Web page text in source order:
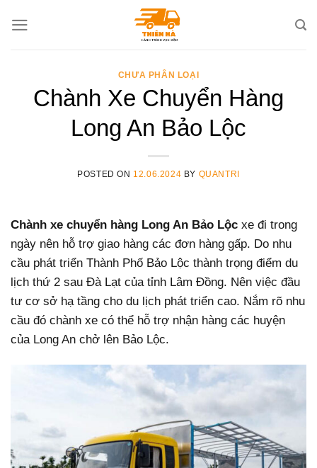
CHƯA PHÂN LOẠI
Chành Xe Chuyển Hàng
Long An Bảo Lộc
POSTED ON 12.06.2024 BY QUANTRI
Chành xe chuyển hàng Long An Bảo Lộc xe đi trong
ngày nên hỗ trợ giao hàng các đơn hàng gấp. Do nhu
cầu phát triển Thành Phố Bảo Lộc thành trọng điểm du
lịch thứ 2 sau Đà Lạt của tỉnh Lâm Đồng. Nên việc đầu
tư cơ sở hạ tầng cho du lịch phát triển cao. Nắm rõ nhu
cầu đó chành xe có thể hỗ trợ nhận hàng các huyện
của Long An chở lên Bảo Lộc.